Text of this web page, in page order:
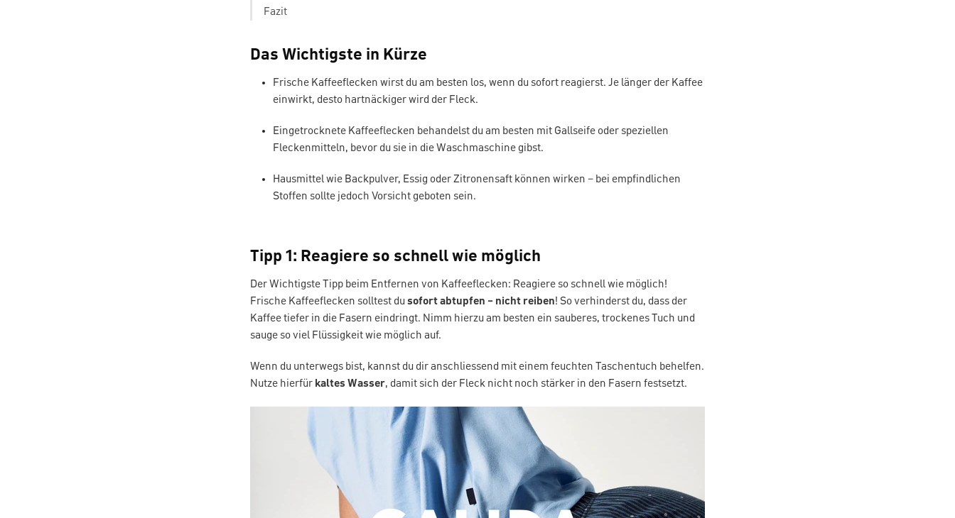
Fazit
Das Wichtigste in Kürze
Frische Kaffeeflecken wirst du am besten los, wenn du sofort reagierst. Je länger der Kaffee
einwirkt, desto hartnäckiger wird der Fleck.
Eingetrocknete Kaffeeflecken behandelst du am besten mit Gallseife oder speziellen
Fleckenmitteln, bevor du sie in die Waschmaschine gibst.
Hausmittel wie Backpulver, Essig oder Zitronensaft können wirken – bei empfindlichen
Stoffen sollte jedoch Vorsicht geboten sein.
Tipp 1: Reagiere so schnell wie möglich
Der Wichtigste Tipp beim Entfernen von Kaffeeflecken: Reagiere so schnell wie möglich!
Frische Kaffeeflecken solltest dusofort abtupfen – nicht reiben! So verhinderst du, dass der
Kaffee tiefer in die Fasern eindringt. Nimm hierzu am besten ein sauberes, trockenes Tuch und
sauge so viel Flüssigkeit wie möglich auf.
Wenn du unterwegs bist, kannst du dir anschliessend mit einem feuchten Taschentuch behelfen.
Nutze hierfür kaltes Wasser, damit sich der Fleck nicht noch stärker in den Fasern festsetzt.